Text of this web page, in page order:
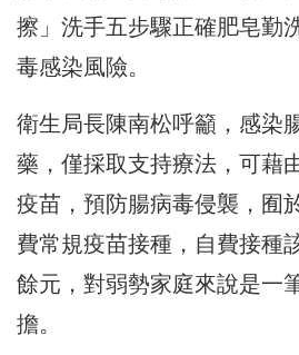
擦」洗手五步驟正確肥皂勤
毒感染風險。
衛生局長陳南松呼籲，感染
藥，僅採取支持療法，可藉
疫苗，預防腸病毒侵襲，囿
費常規疫苗接種，自費接種
餘元，對弱勢家庭來說是一
擔。